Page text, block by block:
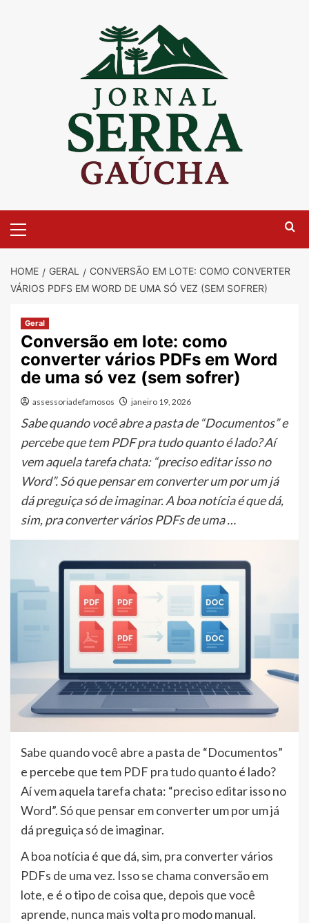
Menu
HOME GERAL
CONVERSÃO EM LOTE: COMO CONVERTER
VÁRIOS PDFS EM WORD DE UMA SÓ VEZ (SEM SOFRER)
Geral
Conversão em lote: como
converter vários PDFs em Word
de uma só vez (sem sofrer)
assessoriadefamosos janeiro 19, 2026
Sabe quando você abre a pasta de “Documentos” e
percebe que tem PDF pra tudo quanto é lado? Aí
vem aquela tarefa chata: “preciso editar isso no
Word”. Só que pensar em converter um por um já
dá preguiça só de imaginar. A boa notícia é que dá,
sim, pra converter vários PDFs de uma …
Sabe quando você abre a pasta de “Documentos”
e percebe que tem PDF pra tudo quanto é lado?
Aí vem aquela tarefa chata: “preciso editar isso no
Word”. Só que pensar em converter um por um já
dá preguiça só de imaginar.
A boa notícia é que dá, sim, pra converter vários
PDFs de uma vez. Isso se chama conversão em
lote, e é o tipo de coisa que, depois que você
aprende, nunca mais volta pro modo manual.